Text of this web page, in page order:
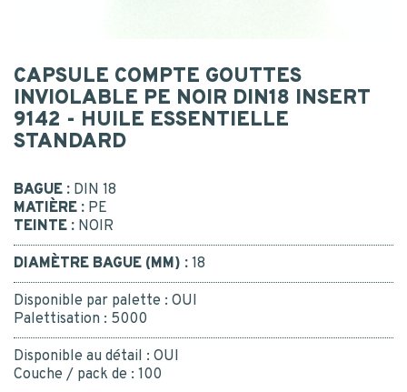
CONTACT
CONTACT US
CAPSULE COMPTE GOUTTES
INVIOLABLE PE NOIR DIN18 INSERT
9142 - HUILE ESSENTIELLE
STANDARD
BAGUE : DIN 18
MATIÈRE : PE
TEINTE : NOIR
DIAMÈTRE BAGUE (MM) : 18
Disponible par palette : OUI
Palettisation : 5000
Disponible au détail : OUI
Couche / pack de : 100
MESSAGE
I consent to the collection, processing, use of my
personal data.
*
SUBMIT